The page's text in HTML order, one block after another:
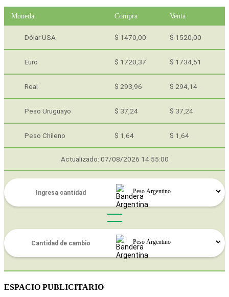
Moneda Compra Venta
Dólar USA $ 1470,00 $ 1520,00
Euro $ 1720,37 $ 1734,51
Real $ 293,96 $ 294,14
Peso Uruguayo $ 37,24 $ 37,24
Peso Chileno $ 1,64 $ 1,64
Actualizado: 07/08/2026 14:55:00
ESPACIO PUBLICITARIO